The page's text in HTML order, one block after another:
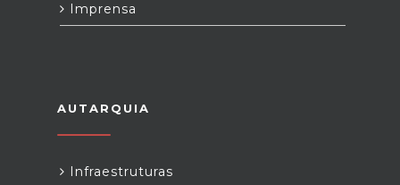
Imprensa
AUTARQUIA
Infraestruturas